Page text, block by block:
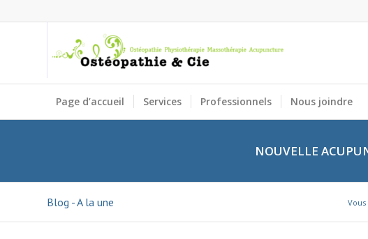
Page d’accueil Services Professionnels Nous joindre
NOUVELLE
Blog - A la une